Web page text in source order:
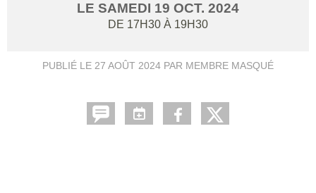
LE SAMEDI 19 OCT. 2024
DE 17H30 À 19H30
PUBLIÉ LE 27 AOÛT 2024 PAR MEMBRE MASQUÉ